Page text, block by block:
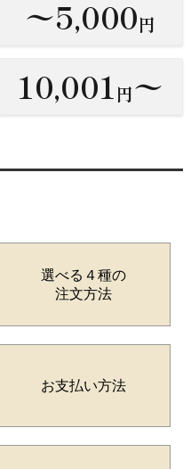
〜5,000円
10,001円〜
選べる４種の
注文方法
お支払い方法